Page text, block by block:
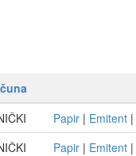
Papir | Emitent |
Papir | Emitent |